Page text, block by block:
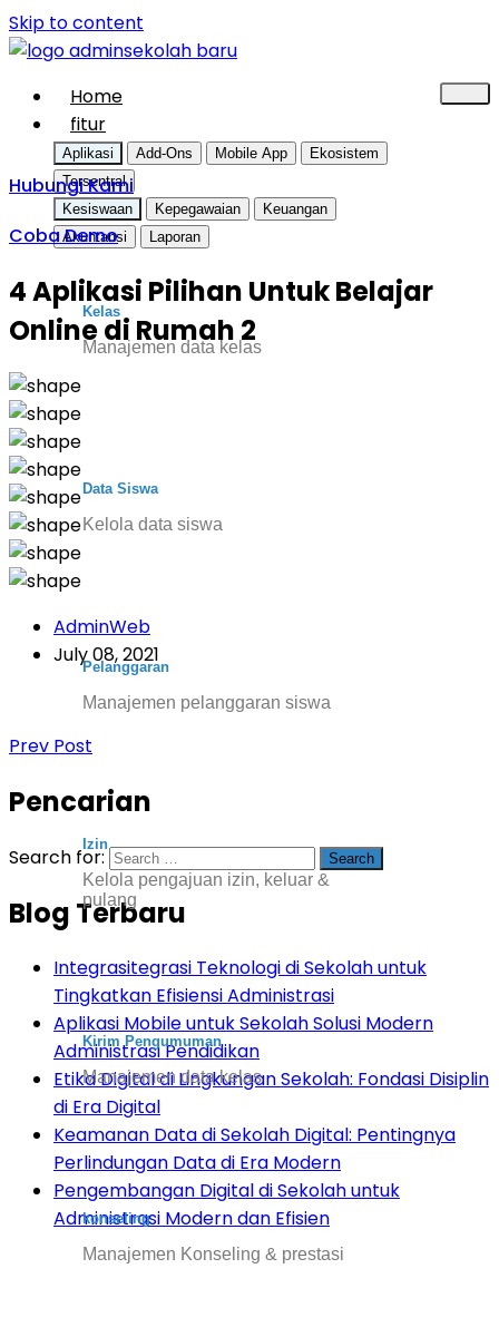
Skip to content
Home
fitur
Aplikasi Add-Ons Mobile App
Ekosistem
Tersentral
Kesiswaan
Kepegawaian
Keuangan
Akuntansi
Laporan
Kelas
Manajemen data kelas
Data Siswa
Kelola data siswa
Pelanggaran
Manajemen pelanggaran siswa
Izin
Kelola pengajuan izin, keluar &
pulang
Kirim Pengumuman
Manajemen data kelas
konseling
Manajemen Konseling & prestasi
Hubungi Kami
Coba Demo
4 Aplikasi Pilihan Untuk Belajar
Online di Rumah 2
AdminWeb
July 08, 2021
Prev Post
Pencarian
Search for:
Blog Terbaru
Integrasitegrasi Teknologi di Sekolah untuk
Tingkatkan Efisiensi Administrasi
Aplikasi Mobile untuk Sekolah Solusi Modern
Administrasi Pendidikan
Etika Digital di Lingkungan Sekolah: Fondasi Disiplin
di Era Digital
Keamanan Data di Sekolah Digital: Pentingnya
Perlindungan Data di Era Modern
Pengembangan Digital di Sekolah untuk
Administrasi Modern dan Efisien